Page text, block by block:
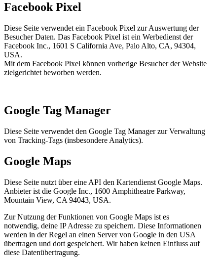
Facebook Pixel
Diese Seite verwendet ein Facebook Pixel zur Auswertung der
Besucher Daten. Das Facebook Pixel ist ein Werbedienst der
Facebook Inc., 1601 S California Ave, Palo Alto, CA, 94304,
USA.
Mit dem Facebook Pixel können vorherige Besucher der Website
zielgerichtet beworben werden.
Google Tag Manager
Diese Seite verwendet den Google Tag Manager zur Verwaltung
von Tracking-Tags (insbesondere Analytics).
Google Maps
Diese Seite nutzt über eine API den Kartendienst Google Maps.
Anbieter ist die Google Inc., 1600 Amphitheatre Parkway,
Mountain View, CA 94043, USA.
Zur Nutzung der Funktionen von Google Maps ist es
notwendig, deine IP Adresse zu speichern. Diese Informationen
werden in der Regel an einen Server von Google in den USA
übertragen und dort gespeichert. Wir haben keinen Einfluss auf
diese Datenübertragung.